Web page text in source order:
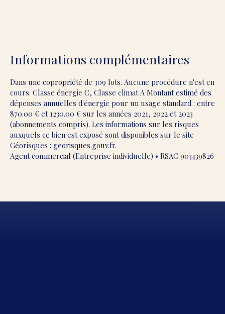
Informations complémentaires
Dans une copropriété de 309 lots. Aucune procédure n'est en
cours. Classe énergie C, Classe climat A Montant estimé des
dépenses annuelles d'énergie pour un usage standard : entre
870.00 € et 1230.00 € sur les années 2021, 2022 et 2023
(abonnements compris). Les informations sur les risques
auxquels ce bien est exposé sont disponibles sur le site
Géorisques : georisques.gouv.fr.
Agent commercial (Entreprise individuelle) • RSAC 903439826